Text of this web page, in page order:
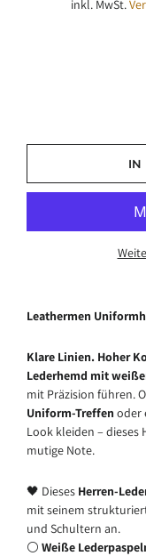
inkl. MwSt.
IN
Leathermen
Klare Linien. Hoher
Lederhemd mit
mit Präzision führen.
Uniform-Treffen oder
Look kleiden – dieses
mutige Note.
🖤 Dieses Herren-
mit seinem
und Schultern an.
⚪ Weiße